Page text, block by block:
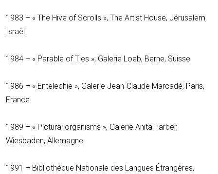
1983 – « The Hive of Scrolls », The Artist House, Jérusalem,
Israël
1984 – « Parable of Ties », Galerie Loeb, Berne, Suisse
1986 – « Entelechie », Galerie Jean-Claude Marcadé, Paris,
France
1989 – « Pictural organisms », Galerie Anita Farber,
Wiesbaden, Allemagne
1991 – Bibliothèque Nationale des Langues Étrangères,